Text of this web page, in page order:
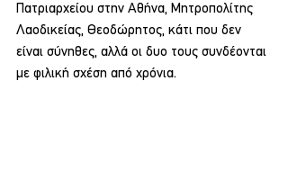
Πατριαρχείου στην Αθήνα, Μητροπολίτης
Λαοδικείας, Θεοδώρητος, κάτι που δεν
είναι σύνηθες, αλλά οι δυο τους συνδέονται
με φιλική σχέση από χρόνια.